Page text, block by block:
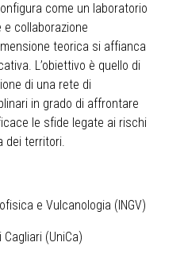
come un laboratorio
e collaborazione
teorica si affianca
L’obiettivo è quello di
di una rete di
in grado di affrontare
le sfide legate ai rischi
dei territori.
e Vulcanologia (INGV)
(UniCa)